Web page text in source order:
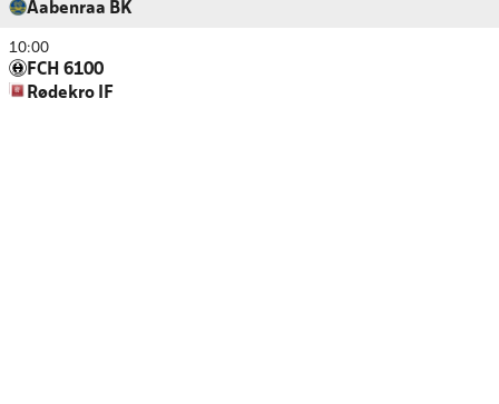
Aabenraa BK
10:00
FCH 6100
Rødekro IF